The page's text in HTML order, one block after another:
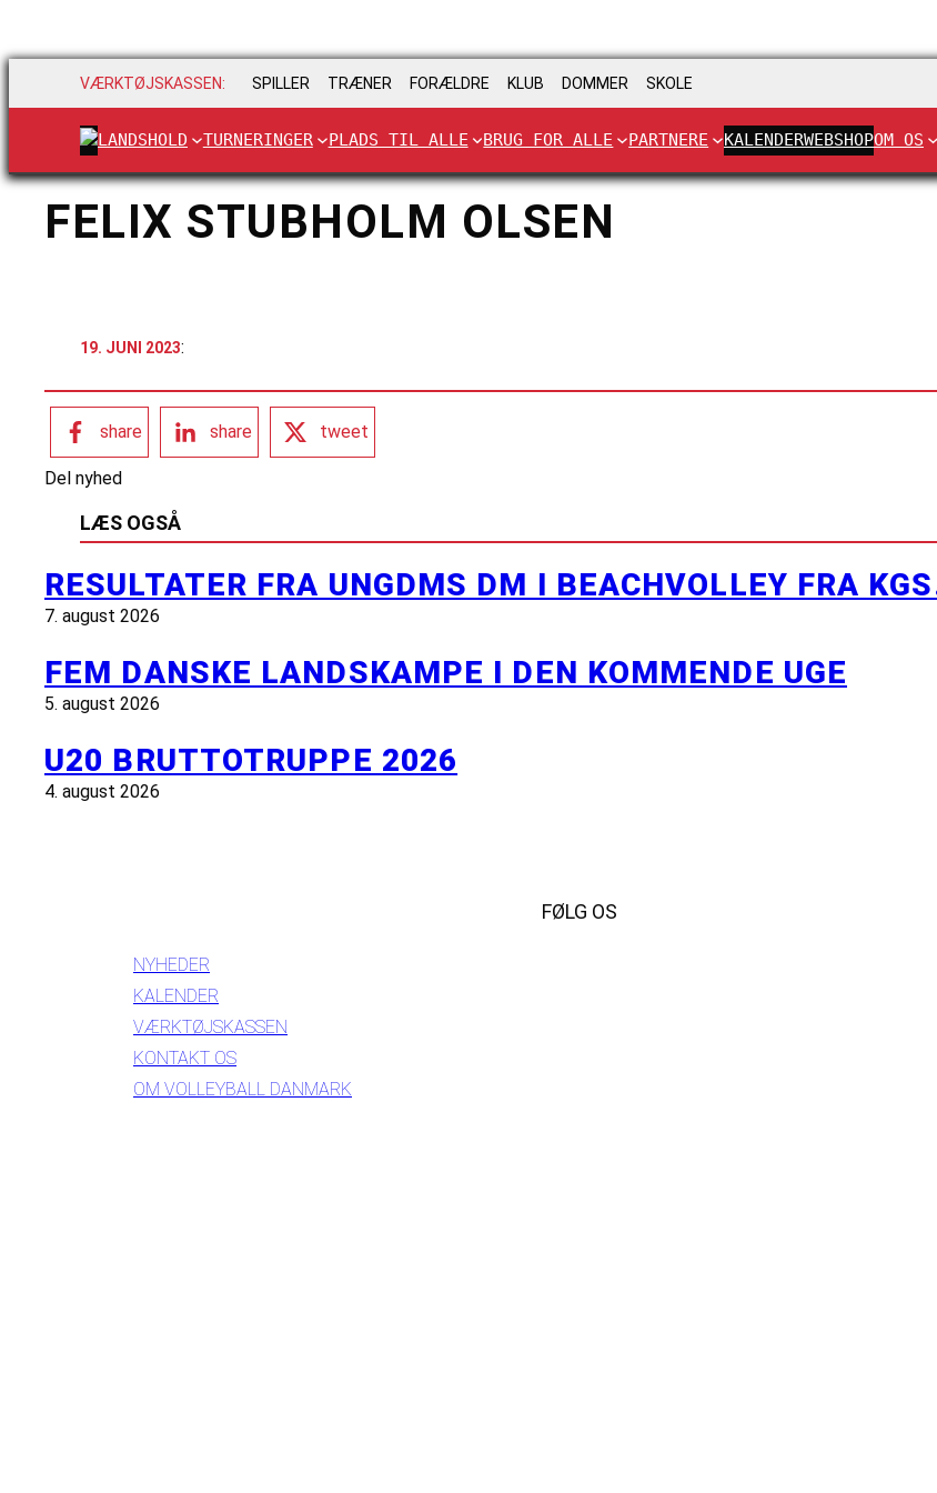
VÆRKTØJSKASSEN: SPILLER TRÆNER FORÆLDRE KLUB DOMMER SKOLE
LANDSHOLD TURNERINGER PLADS TIL ALLE BRUG FOR ALLE PARTNERE KALENDERWEBSHOPOM OS
FELIX STUBHOLM OLSEN
19. JUNI 2023:
share share tweet
Del nyhed
LÆS OGSÅ
RESULTATER FRA UNGDMS DM I BEACHVOLLEY FRA
7. august 2026
FEM DANSKE LANDSKAMPE I DEN KOMMENDE UGE
5. august 2026
U20 BRUTTOTRUPPE 2026
4. august 2026
NYHEDER
KALENDER
VÆRKTØJSKASSEN
KONTAKT OS
OM VOLLEYBALL DANMARK
FØLG OS